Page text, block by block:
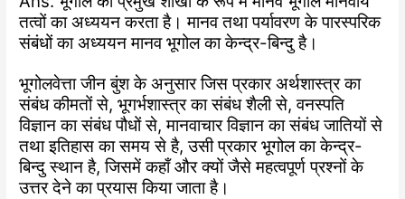
तत्वों का अध्ययन करता है। मानव तथा पर्यावरण के पारस्परिक
संबंधों का अध्ययन मानव भूगोल का केन्द्र-बिन्दु है।
भूगोलवेत्ता जीन बुंश के अनुसार जिस प्रकार अर्थशास्त्र का
संबंध कीमतों से, भूगर्भशास्त्र का संबंध शैली से, वनस्पति
विज्ञान का संबंध पौधों से, मानवाचार विज्ञान का संबंध जातियों से
तथा इतिहास का समय से है, उसी प्रकार भूगोल का केन्द्र-
बिन्दु स्थान है, जिसमें कहाँ और क्यों जैसे महत्वपूर्ण प्रश्नों के
उत्तर देने का प्रयास किया जाता है।